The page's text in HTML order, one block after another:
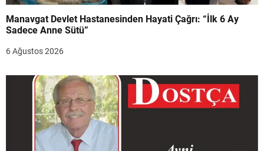
Manavgat Devlet Hastanesinden Hayati Çağrı: “İlk 6 Ay
Sadece Anne Sütü”
6 Ağustos 2026